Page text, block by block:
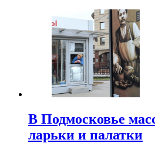
В Подмосковье
ларьки и палатки